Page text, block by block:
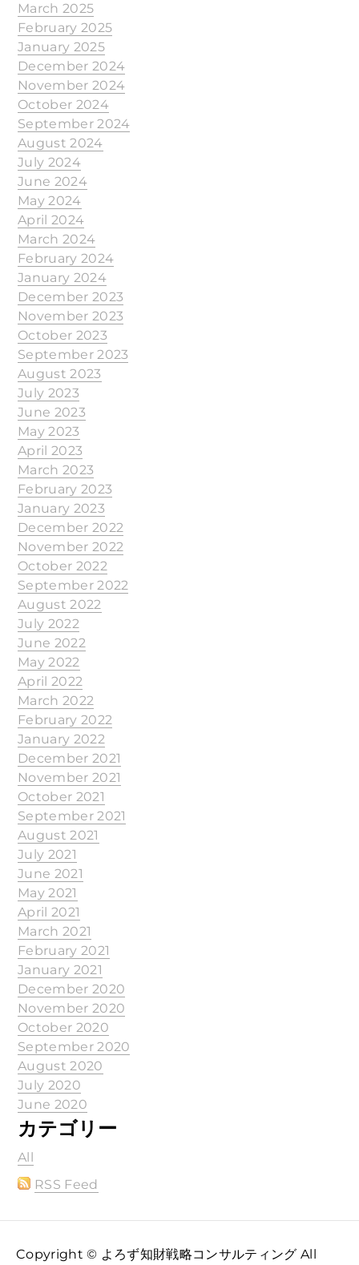
March 2025
February 2025
January 2025
December 2024
November 2024
October 2024
September 2024
August 2024
July 2024
June 2024
May 2024
April 2024
March 2024
February 2024
January 2024
December 2023
November 2023
October 2023
September 2023
August 2023
July 2023
June 2023
May 2023
April 2023
March 2023
February 2023
January 2023
December 2022
November 2022
October 2022
September 2022
August 2022
July 2022
June 2022
May 2022
April 2022
March 2022
February 2022
January 2022
December 2021
November 2021
October 2021
September 2021
August 2021
July 2021
June 2021
May 2021
April 2021
March 2021
February 2021
January 2021
December 2020
November 2020
October 2020
September 2020
August 2020
July 2020
June 2020
カテゴリー
All
RSS Feed
Copyright © よろず知財戦略コンサルティング All